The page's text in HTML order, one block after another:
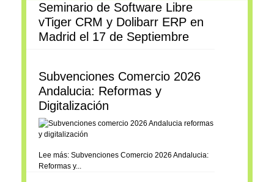
Seminario de Software Libre
vTiger CRM y Dolibarr ERP en
Madrid el 17 de Septiembre
Subvenciones Comercio 2026
Andalucia: Reformas y
Digitalización
Lee más: Subvenciones Comercio 2026 Andalucia:
Reformas y...